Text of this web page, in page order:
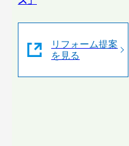
リフォーム提案
を見る